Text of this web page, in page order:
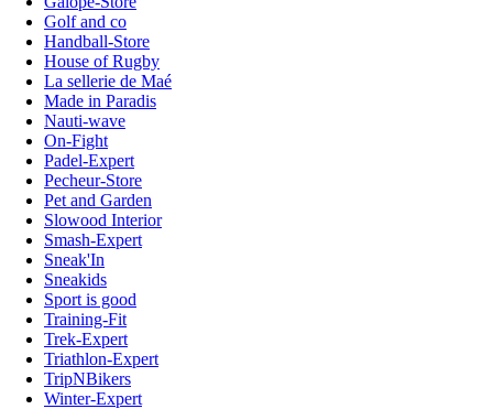
Golf and co
Handball-Store
House of Rugby
La sellerie de Maé
Made in Paradis
Nauti-wave
On-Fight
Padel-Expert
Pecheur-Store
Pet and Garden
Slowood Interior
Smash-Expert
Sneak'In
Sneakids
Sport is good
Training-Fit
Trek-Expert
Triathlon-Expert
TripNBikers
Winter-Expert